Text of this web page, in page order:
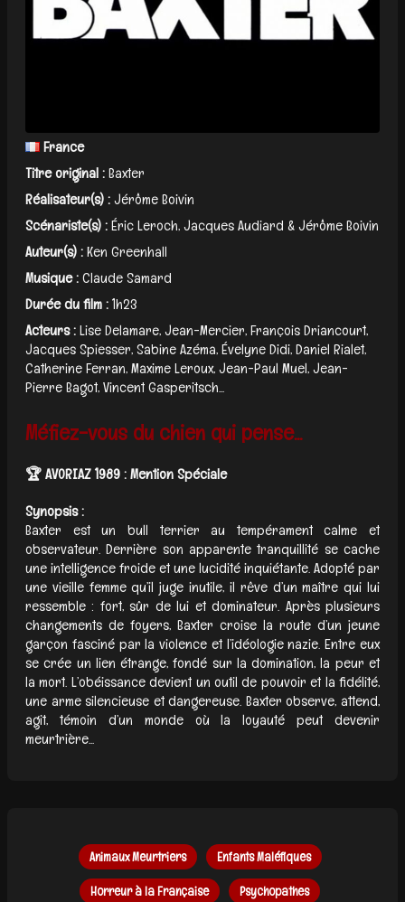
France
Titre original :Baxter
Réalisateur(s) :Jérôme Boivin
Scénariste(s) :Éric Leroch, Jacques Audiard & Jérôme Boivin
Auteur(s) :Ken Greenhall
Musique :Claude Samard
Durée du film :1h23
Acteurs :Lise Delamare, Jean-Mercier, François Driancourt,
Jacques Spiesser, Sabine Azéma, Évelyne Didi, Daniel Rialet,
Catherine Ferran, Maxime Leroux, Jean-Paul Muel, Jean-
Pierre Bagot, Vincent Gasperitsch...
Méfiez-vous du chien qui pense...
🏆 AVORIAZ 1989 : Mention Spéciale
Synopsis :
Baxter est un bull terrier au tempérament calme et
observateur. Derrière son apparente tranquillité se cache
une intelligence froide et une lucidité inquiétante. Adopté par
une vieille femme qu’il juge inutile, il rêve d’un maître qui lui
ressemble : fort, sûr de lui et dominateur. Après plusieurs
changements de foyers, Baxter croise la route d’un jeune
garçon fasciné par la violence et l’idéologie nazie. Entre eux
se crée un lien étrange, fondé sur la domination, la peur et
la mort. L’obéissance devient un outil de pouvoir et la fidélité,
une arme silencieuse et dangereuse. Baxter observe, attend,
agit, témoin d’un monde où la loyauté peut devenir
meurtrière...
Animaux Meurtriers Enfants Maléfiques
Horreur à la Française Psychopathes